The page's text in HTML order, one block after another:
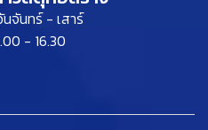
จันทร์ - เสาร์
- 16.30